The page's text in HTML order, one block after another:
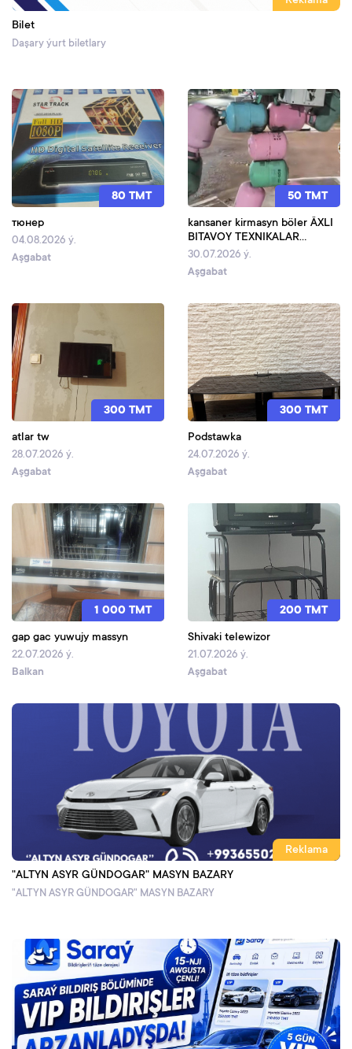
Bilet
Daşary ýurt biletlary
80 TMT
тюнер
04.08.2026 ý.
Aşgabat
50 TMT
kansaner kirmasyn böler ÂXLI
BITAVOY TEXNIKALAR
REMON USTANOVKA
XYZMATLARY BAR
30.07.2026 ý.
Aşgabat
300 TMT
atlar tw
28.07.2026 ý.
Aşgabat
300 TMT
Podstawka
24.07.2026 ý.
Aşgabat
1 000 TMT
gap gac yuwujy massyn
22.07.2026 ý.
Balkan
200 TMT
Shivaki telewizor
21.07.2026 ý.
Aşgabat
Reklama
"ALTYN ASYR GÜNDOGAR" MASYN BAZARY
"ALTYN ASYR GÜNDOGAR" MASYN BAZARY